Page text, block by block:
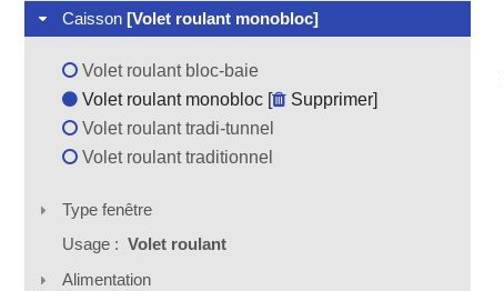
Caisson [Volet roulant monobloc]
Volet roulant bloc-baie
Volet roulant monobloc [
Supprimer]
Volet roulant tradi-tunnel
Volet roulant traditionnel
Type fenêtre
Usage : Volet roulant
Alimentation